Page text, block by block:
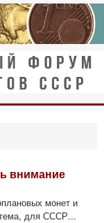
внимание
монет и
для СССР...